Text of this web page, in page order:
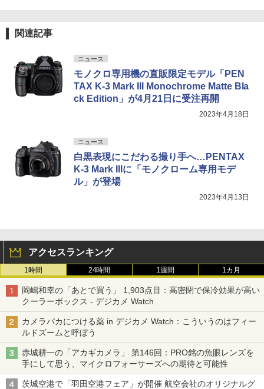
関連記事
ニュース
モノクロ専用機の直販限定モデル「PEN
TAX K-3 Mark III Monochrome Matte Bla
ck Edition」が4月21日に受注再開
2023年4月18日
ニュース
白黒表現にこだわる撮り手へ…PENTAX
K-3 Mark IIIに「モノクローム専用モデ
ル」が登場
2023年4月13日
アクセスランキング
1時間 24時間 1週間 1カ月
岡嶋和幸の「あとで買う」 1,903点目：高密閉で保冷効果が高い
クーラーボックス - デジカメ Watch
カメラバカにつける薬 in デジカメ Watch：こういうのはフィー
ルドズームと呼ぼう
赤城耕一の「アカギカメラ」 第146回：PRO銘の魚眼レンズを
手にして思う、マイクロフォーサーズへの期待と可能性
茨城空港で「羽田空港フェア」が開催 航空会社のオリジナルグ